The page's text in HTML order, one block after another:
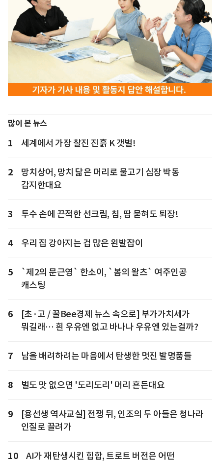
많이 본 뉴스
1 세계에서 가장 찰진 진흙 K 갯벌!
2
망치상어, 망치 닮은 머리로 물고기 심장 박동
감지한대요
3 투수 손에 끈적한 선크림, 침, 땀 묻혀도 퇴장!
4 우리 집 강아지는 겁 많은 왼발잡이
5
`제2의 문근영` 한소이, `봄의 왈츠` 여주인공
캐스팅
6
[초·고 / 꿀Bee경제 뉴스 속으로] 부가가치세가
뭐길래… 흰 우유엔 없고 바나나 우유엔 있는걸까?
7 남을 배려하려는 마음에서 탄생한 멋진 발명품들
8 벌도 맛 없으면 '도리도리' 머리 흔든대요
9
[용선생 역사교실] 전쟁 뒤, 인조의 두 아들은 청나라
인질로 끌려가
10
AI가 재탄생시킨 힙합, 트로트 버전은 어떤